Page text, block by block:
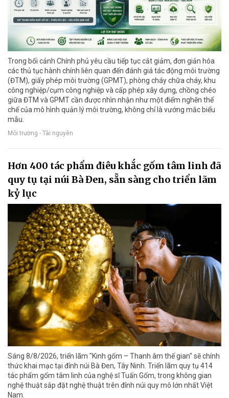
Trong bối cảnh Chính phủ yêu cầu tiếp tục cắt giảm, đơn giản hóa
các thủ tục hành chính liên quan đến đánh giá tác động môi trường
(ĐTM), giấy phép môi trường (GPMT), phòng cháy chữa cháy, khu
công nghiệp/cụm công nghiệp và cấp phép xây dựng, chồng chéo
giữa ĐTM và GPMT cần được nhìn nhận như một điểm nghẽn thể
chế của mô hình quản lý môi trường, không chỉ là vướng mắc biểu
mẫu.
Môi trường - Tài nguyên
Hơn 400 tác phẩm điêu khắc gốm tâm linh đã
quy tụ tại núi Bà Đen, sẵn sàng cho triển lãm
kỷ lục
Sáng 8/8/2026, triển lãm "Kinh gốm – Thanh âm thế gian" sẽ chính
thức khai mạc tại đỉnh núi Bà Đen, Tây Ninh. Triển lãm quy tụ 414
tác phẩm gốm tâm linh của nghệ sĩ Tuấn Gốm, trong không gian
nghệ thuật sắp đặt nghệ thuật trên đỉnh núi quy mô lớn nhất Việt
Nam.